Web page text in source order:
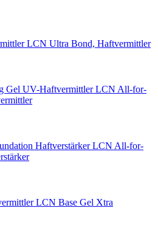
LCN Ultra Bond, Haftvermittler
LCN All-for-
LCN All-for-
LCN Base Gel Xtra